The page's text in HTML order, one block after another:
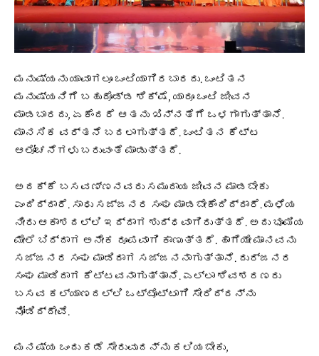
ಮನುಷ್ಯನು ಯಾವಾಗಲೂ ಒಂಟಿಯಾಗಿರಬಾರದು. ಒಂಟಿತನ
ಮನುಷ್ಯನಿಗೆ ಬಹುದೊಡ್ಡ ಶಿಕ್ಷೆ, ಯಾರೂ ಒಂಟಿ ಜೀವನ
ಮಾಡಬಾರದು, ಏಕೆಂದರೆ ಆತನು ಖಿನ್ನತೆಗೆ ಒಳಗಾಗುತ್ತಾನೆ.
ಮಾನಸಿಕ ವರ್ತನೆ ಬದಲಾಗುತ್ತದೆ. ಒಂಟಿತನ ಕೆಟ್ಟ
ಆಲೋಚನೆಗಳು ಬರುವಂತೆ ಮಾಡುತ್ತದೆ.
ಅದಕ್ಕೆ ಬಸವಣ್ಣನವರು ಸಮುದಾಯ ಜೀವನ ಮಾಡಬೇಕು
ಎಂದಿದ್ದಾರೆ. ಸಾಧು ಸಜ್ಜನರ ಸಂಘ ಮಾಡಬೇಕೆಂದಿದ್ದಾರೆ. ಮಳೆಯ
ನೀರು ಆಕಾಶದಲ್ಲಿ ಇದ್ದಾಗ ಶುದ್ಧವಾಗಿರುತ್ತದೆ. ಅದು ಭೂಮಿಯ
ಮೇಲೆ ಬಿದ್ದಾಗ ಅನೇಕ ರೂಪವಾಗಿ ಕಾಣುತ್ತದೆ. ಹಾಗೆಯೇ ಮಾನವನು
ಸಜ್ಜನರ ಸಂಘ ಮಾಡಿದಾಗ ಸಜ್ಜನನಾಗುತ್ತಾನೆ. ದುರ್ಜನರ
ಸಂಘ ಮಾಡಿದಾಗ ಕೆಟ್ಟವನಾಗುತ್ತಾನೆ. ಎಲ್ಲಾ ಶಿವಶರಣರು
ಬಸವ ಕಲ್ಯಾಣದಲ್ಲಿ ಒಟ್ಟೊಟ್ಟಾಗಿ ಸೇರಿದ್ದನ್ನು
ನೋಡಿದ್ದೇವೆ.
ಮನಷ್ಯ ಒಂದು ಕಡೆ ಸೇರುವುದನ್ನು ಕಲಿಯಬೇಕು,